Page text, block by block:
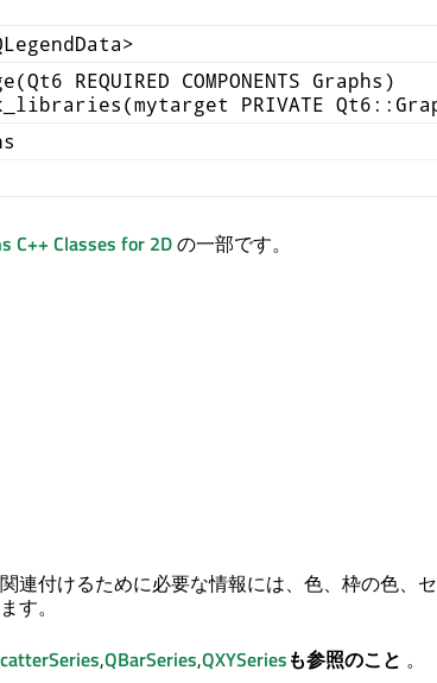
REQUIRED COMPONENTS Graphs)
PRIVATE
C++ Classes for 2Dの一部です。
連付けるために必要な情報には、色、枠の色、
す。
,QBarSeries,QXYSeriesも参照のこと 。